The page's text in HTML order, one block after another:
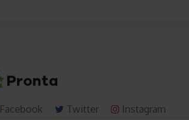
Facebook Twitter Instagram